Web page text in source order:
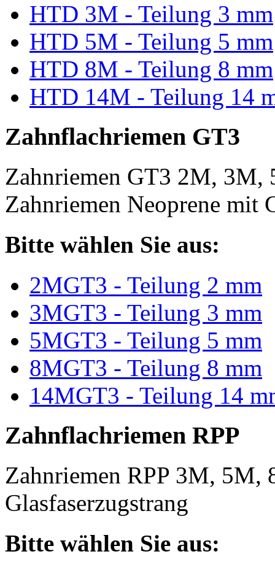
HTD 3M - Teilung 3 mm
HTD 5M - Teilung 5 mm
HTD 8M - Teilung 8 mm
HTD 14M - Teilung 14
Zahnflachriemen GT3
Zahnriemen GT3 2M, 3M,
Zahnriemen Neoprene mit
Bitte wählen Sie aus:
2MGT3 - Teilung 2 mm
3MGT3 - Teilung 3 mm
5MGT3 - Teilung 5 mm
8MGT3 - Teilung 8 mm
14MGT3 - Teilung 14
Zahnflachriemen RPP
Zahnriemen RPP 3M, 5M,
Glasfaserzugstrang
Bitte wählen Sie aus: